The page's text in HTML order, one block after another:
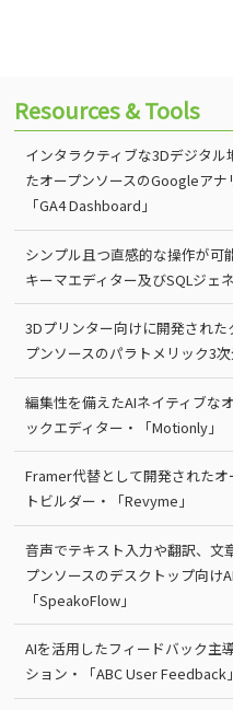
Resources & Tools
インタラクティブな3Dデジタ
たオープンソースのGoogleアナ
「GA4 Dashboard」
シンプル且つ直感的な操作が可
キーマエディター及びSQLジェ
3Dプリンター向けに開発され
プンソースのパラトメリック3
編集性を備えたAIネイティブな
ックエディター・「Motionly」
Framer代替として開発された
トビルダー・「Revyme」
音声でテキスト入力や翻訳、文
プンソースのデスクトップ向け
「SpeakoFlow」
AIを活用したフィードバック主
ション・「ABC User Feedback」